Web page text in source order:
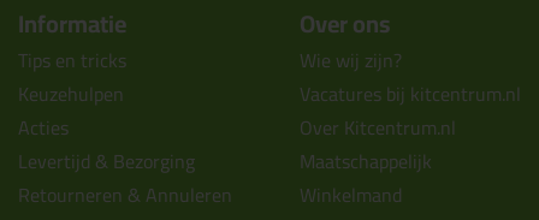
Informatie
Tips en tricks
Keuzehulpen
Acties
Levertijd & Bezorging
Retourneren & Annuleren
Over ons
Wie wij zijn?
Vacatures bij kitcentrum.nl
Over Kitcentrum.nl
Maatschappelijk
Winkelmand